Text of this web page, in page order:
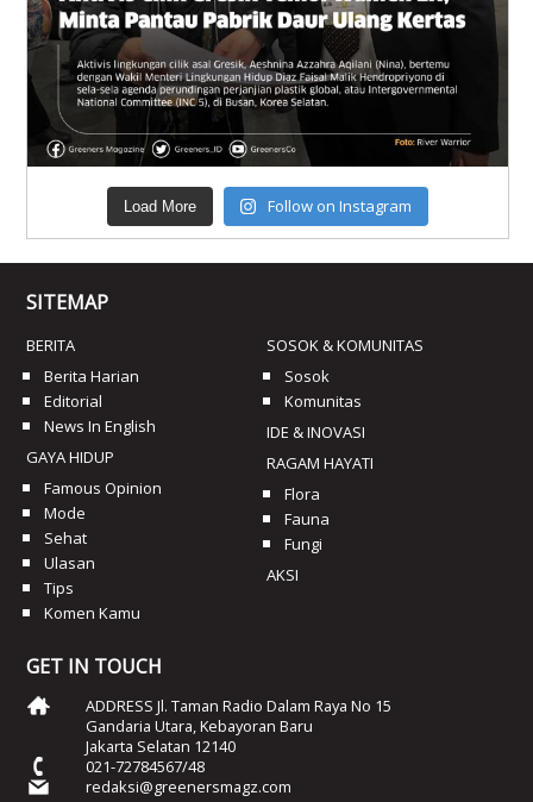
Load More Follow on Instagram
SITEMAP
BERITA
Berita Harian
Editorial
News In English
GAYA HIDUP
Famous Opinion
Mode
Sehat
Ulasan
Tips
Komen Kamu
SOSOK & KOMUNITAS
Sosok
Komunitas
IDE & INOVASI
RAGAM HAYATI
Flora
Fauna
Fungi
AKSI
GET IN TOUCH
ADDRESS Jl. Taman Radio Dalam Raya No 15
Gandaria Utara, Kebayoran Baru
Jakarta Selatan 12140
021-72784567/48
redaksi@greenersmagz.com